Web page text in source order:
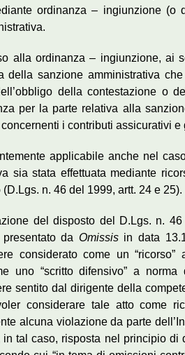
ordinanza – ingiunzione (o
alla ordinanza – ingiunzione, ai
della sanzione amministrativa
della contestazione o
per la parte relativa alla
i contributi assicurativi e
applicabile anche nel
sia stata effettuata mediante
n. 46 del 1999, artt. 24 e 25).
del disposto del D.Lgs. n.
da Omissisin data
considerato come un
uno “scritto difensivo” a
sentito dal dirigente della
considerare tale atto come
alcuna violazione da parte
in tal caso, risposta nel principio di